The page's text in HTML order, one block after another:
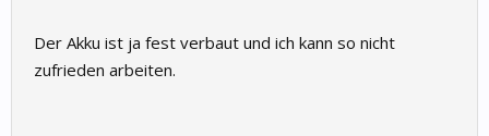
Der Akku ist ja fest verbaut und ich kann so nicht
zufrieden arbeiten.